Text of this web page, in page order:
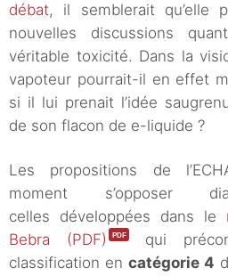
débat, il semblerait qu’elle
nouvelles discussions
véritable toxicité. Dans la
vapoteur pourrait-il en effet
si il lui prenait l’idée
de son flacon de e-liquide ?
Les propositions de
moment s’opposer
celles développées dans le
Bebra (PDF)
qui
classification en catégorie 4